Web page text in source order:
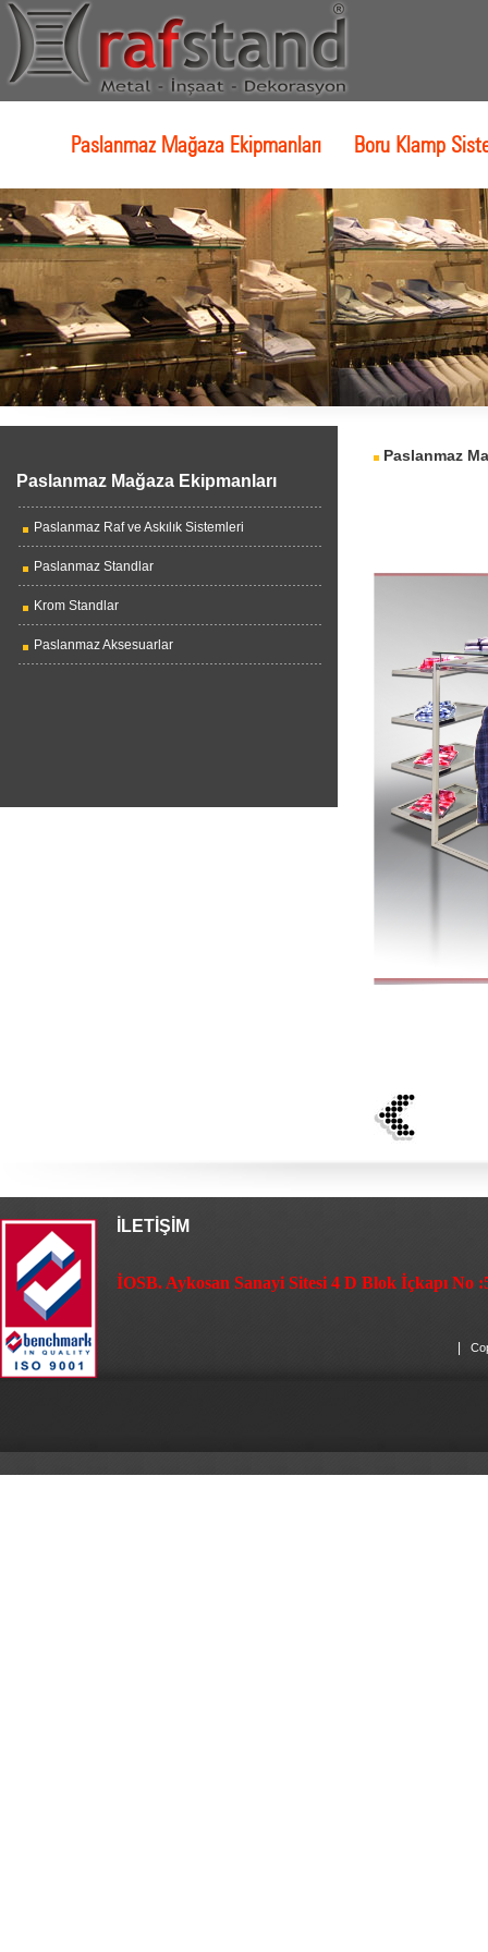
Paslanmaz Mağaza Ekipmanları Boru Klamp
Paslanmaz Mağaza Ekipmanları
Paslanmaz Raf ve Askılık Sistemleri
Paslanmaz Standlar
Krom Standlar
Paslanmaz Aksesuarlar
Paslanmaz
İLETİŞİM
İOSB. Aykosan Sanayi Sitesi 4 D Blok İçkapı